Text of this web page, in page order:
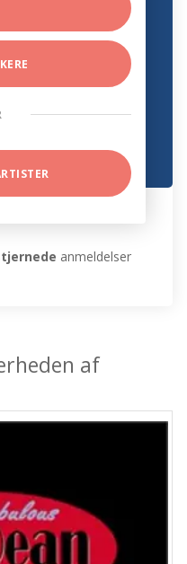
anmeldelser
af